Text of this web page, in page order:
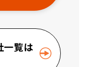
一覧は